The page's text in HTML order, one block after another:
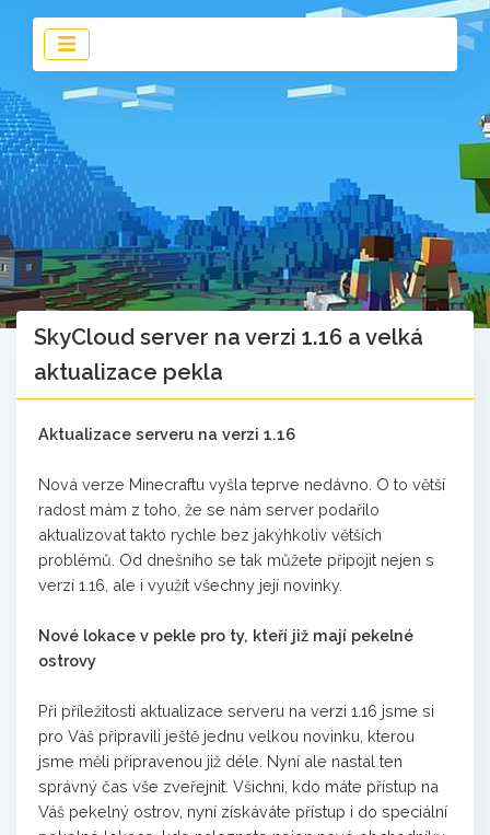
SkyCloud server na verzi 1.16 a velká
aktualizace pekla
Aktualizace serveru na verzi 1.16
Nová verze Minecraftu vyšla teprve nedávno. O to větší
radost mám z toho, že se nám server podařilo
aktualizovat takto rychle bez jakýhkoliv větších
problémů. Od dnešního se tak můžete připojit nejen s
verzí 1.16, ale i využít všechny její novinky.
Nové lokace v pekle pro ty, kteří již mají pekelné
ostrovy
Při příležitosti aktualizace serveru na verzi 1.16 jsme si
pro Váš připravili ještě jednu velkou novinku, kterou
jsme měli připravenou již déle. Nyní ale nastal ten
správný čas vše zveřejnit. Všichni, kdo máte přístup na
Váš pekelný ostrov, nyní získáváte přístup i do speciální